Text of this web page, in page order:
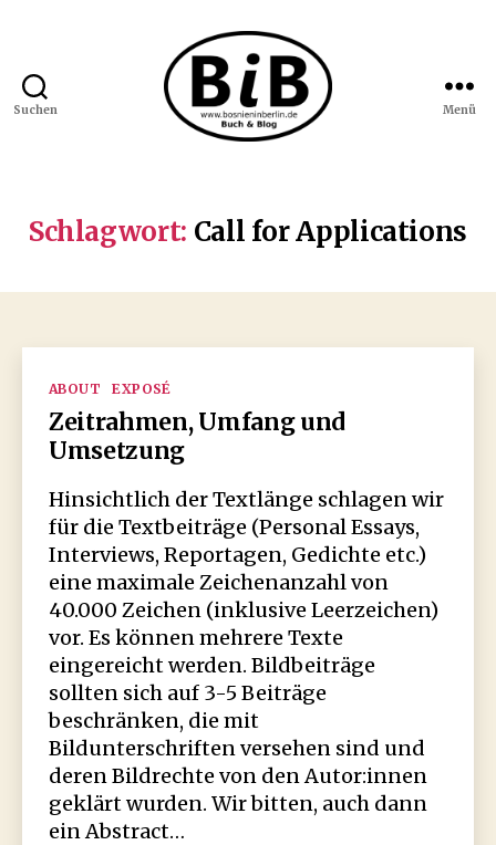
Suchen Menü
Schlagwort: Call for Applications
Kategorien
ABOUT EXPOSÉ
Zeitrahmen, Umfang und
Umsetzung
Hinsichtlich der Textlänge schlagen wir
für die Textbeiträge (Personal Essays,
Interviews, Reportagen, Gedichte etc.)
eine maximale Zeichenanzahl von
40.000 Zeichen (inklusive Leerzeichen)
vor. Es können mehrere Texte
eingereicht werden. Bildbeiträge
sollten sich auf 3-5 Beiträge
beschränken, die mit
Bildunterschriften versehen sind und
deren Bildrechte von den Autor:innen
geklärt wurden. Wir bitten, auch dann
ein Abstract…